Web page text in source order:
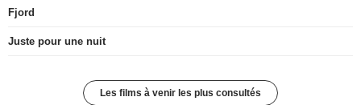
Fjord
Juste pour une nuit
Les films à venir les plus consultés